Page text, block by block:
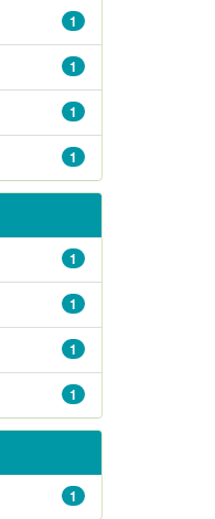
1
1
1
1
1
1
1
1
1